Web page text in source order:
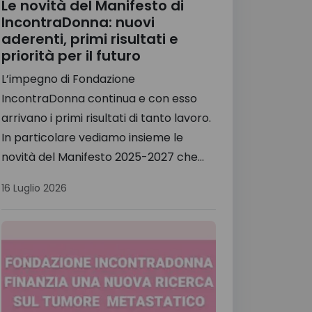
Le novità del Manifesto di
IncontraDonna: nuovi
aderenti, primi risultati e
priorità per il futuro
L’impegno di Fondazione
IncontraDonna continua e con esso
arrivano i primi risultati di tanto lavoro.
In particolare vediamo insieme le
novità del Manifesto 2025-2027 che...
16 Luglio 2026